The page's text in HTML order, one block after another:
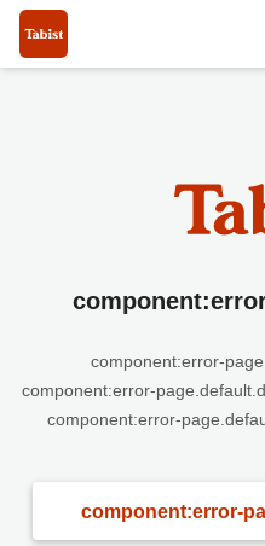
component:error-
component:error-
component:error-
component:error-